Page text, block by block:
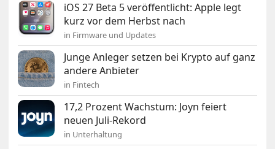
iOS 27 Beta 5 veröffentlicht: Apple legt
kurz vor dem Herbst nach
in Firmware und Updates
Junge Anleger setzen bei Krypto auf ganz
andere Anbieter
in Fintech
17,2 Prozent Wachstum: Joyn feiert
neuen Juli-Rekord
in Unterhaltung